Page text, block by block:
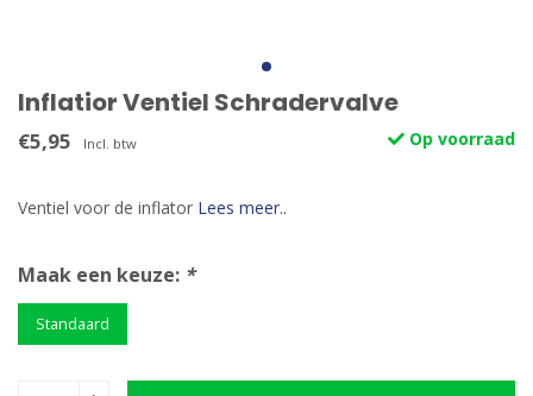
Inflatior Ventiel Schradervalve
€5,95 Incl. btw Op voorraad
Ventiel voor de inflator Lees meer..
Maak een keuze: *
Standaard